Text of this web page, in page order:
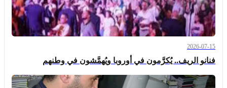
2026-07-15
فنانو الريف.. يُكرَّمون في أوروبا ويُهمَّشون في وطنهم